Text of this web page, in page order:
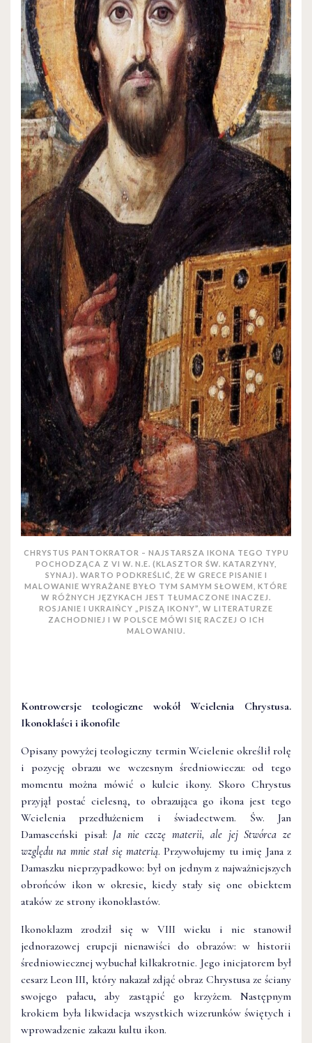
CHRYSTUS PANTOKRATOR – NAJSTARSZA IKONA TEGO TYPU
POCHODZĄCA Z VI W. N.E. (KLASZTOR ŚW. KATARZYNY,
SYNAJ). WARTO PODKREŚLIĆ, ŻE W GRECE PISANIE I
MALOWANIE WYRAŻANE BYŁO TYM SAMYM SŁOWEM, KTÓRE
W RÓŻNYCH JĘZYKACH JEST TŁUMACZONE INACZEJ.
ROSJANIE I UKRAIŃCY „PISZĄ IKONY”, W LITERATURZE
ZACHODNIEJ I W POLSCE MÓWI SIĘ RACZEJ O ICH
MALOWANIU.
Kontrowersje teologiczne wokół Wcielenia Chrystusa.
Ikonoklaści i ikonofile
Opisany powyżej teologiczny termin Wcielenie określił rolę
i pozycję obrazu we wczesnym średniowieczu: od tego
momentu można mówić o kulcie ikony. Skoro Chrystus
przyjął postać cielesną, to obrazująca go ikona jest tego
Wcielenia przedłużeniem i świadectwem. Św. Jan
Damasceński pisał: Ja nie czczę materii, ale jej Stwórca ze
względu na mnie stał się materią. Przywołujemy tu imię Jana z
Damaszku nieprzypadkowo: był on jednym z najważniejszych
obrońców ikon w okresie, kiedy stały się one obiektem
ataków ze strony ikonoklastów.
Ikonoklazm zrodził się w VIII wieku i nie stanowił
jednorazowej erupcji nienawiści do obrazów: w historii
średniowiecznej wybuchał kilkakrotnie. Jego inicjatorem był
cesarz Leon III, który nakazał zdjąć obraz Chrystusa ze ściany
swojego pałacu, aby zastąpić go krzyżem. Następnym
krokiem była likwidacja wszystkich wizerunków świętych i
wprowadzenie zakazu kultu ikon.